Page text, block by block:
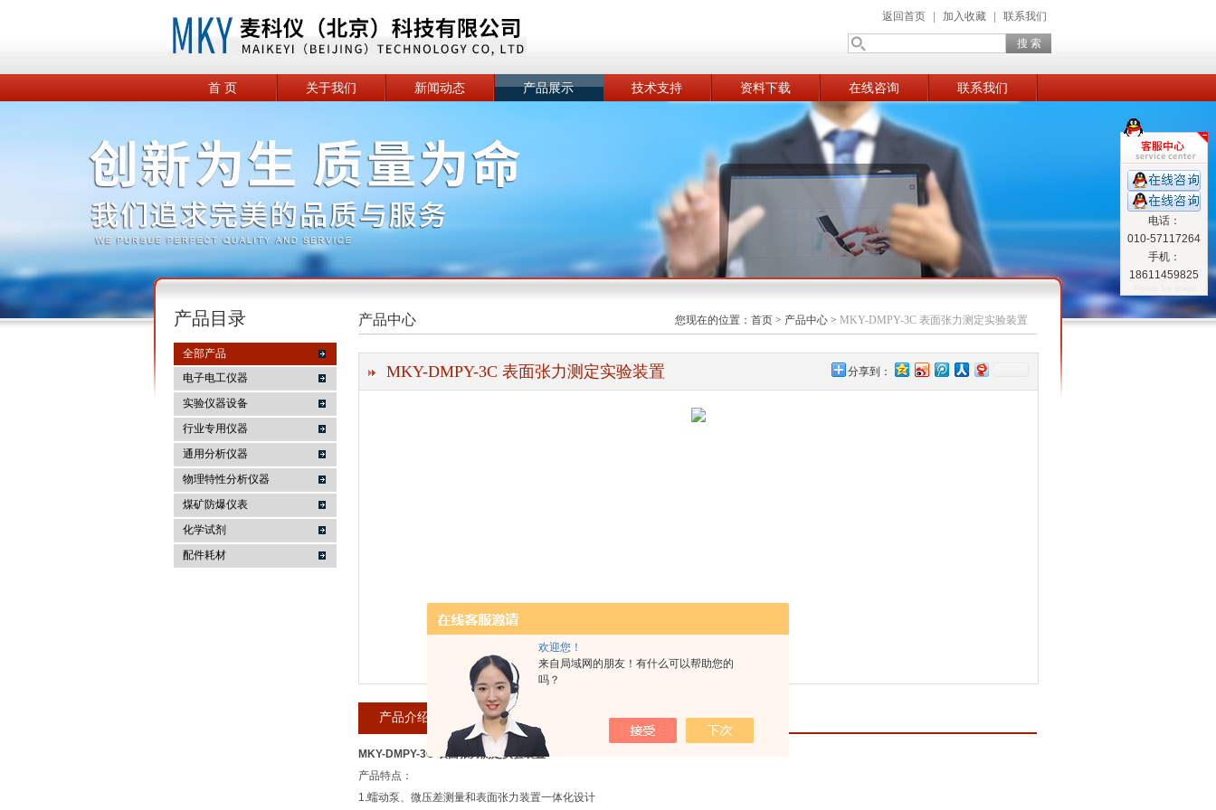
欢迎您！
来自局域网的朋友！有什么可以帮助您的
吗？
麦科仪（北京）科技有限公司
返回首页 加入收藏 联系我们
首 页 关于我们 新闻动态 产品展示 技术支持 资料下载 在线咨询 联系我们
产品目录
全部产品
电子电工仪器
实验仪器设备
行业专用仪器
通用分析仪器
物理特性分析仪器
煤矿防爆仪表
化学试剂
配件耗材
产品中心 您现在的位置： 首页 > 产品中心 > MKY-DMPY-3C 表面张力测定实验装置
MKY-DMPY-3C 表面张力测定实验装置 分享到：
产品介绍 在线留言
MKY-DMPY-3C 表面张力测定实验装置
产品特点：
1.蠕动泵、微压差测量和表面张力装置一体化设计
电话：
010-57117264
手机：
18611459825